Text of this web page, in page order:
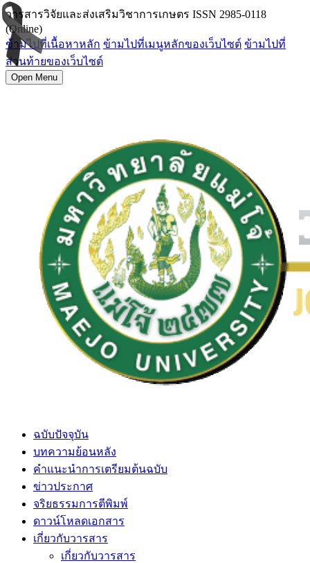
วารสารวิจัยและส่งเสริมวิชาการเกษตร ISSN 2985-0118
(Online)
ข้ามไปที่เนื้อหาหลัก ข้ามไปที่เมนูหลักของเว็บไซต์ ข้ามไปที่
ส่วนท้ายของเว็บไซต์
Open Menu
ฉบับปัจจุบัน
บทความย้อนหลัง
คำแนะนำการเตรียมต้นฉบับ
ข่าวประกาศ
จริยธรรมการตีพิมพ์
ดาวน์โหลดเอกสาร
เกี่ยวกับวารสาร
เกี่ยวกับวารสาร